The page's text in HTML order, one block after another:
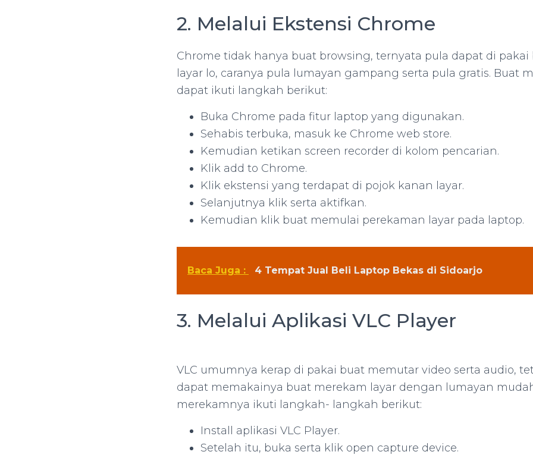
2. Melalui Ekstensi Chrome
Chrome tidak hanya buat browsing, ternyata pula dapat di pakai
layar lo, caranya pula lumayan gampang serta pula gratis. Buat
dapat ikuti langkah berikut:
Buka Chrome pada fitur laptop yang digunakan.
Sehabis terbuka, masuk ke Chrome web store.
Kemudian ketikan screen recorder di kolom pencarian.
Klik add to Chrome.
Klik ekstensi yang terdapat di pojok kanan layar.
Selanjutnya klik serta aktifkan.
Kemudian klik buat memulai perekaman layar pada laptop.
Baca Juga : 4 Tempat Jual Beli Laptop Bekas di Sidoarjo
3. Melalui Aplikasi VLC Player
VLC umumnya kerap di pakai buat memutar video serta audio,
dapat memakainya buat merekam layar dengan lumayan
merekamnya ikuti langkah- langkah berikut:
Install aplikasi VLC Player.
Setelah itu, buka serta klik open capture device.